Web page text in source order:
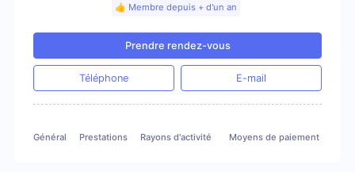
👍 Membre depuis + d'un an
Prendre rendez-vous
Téléphone E-mail
Général Prestations Rayons d'activité Moyens de paiement